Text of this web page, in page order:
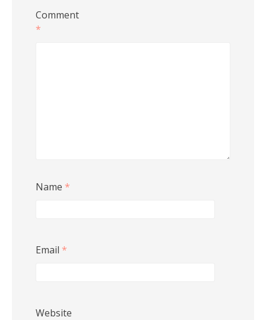
Comment
*
Name *
Email *
Website